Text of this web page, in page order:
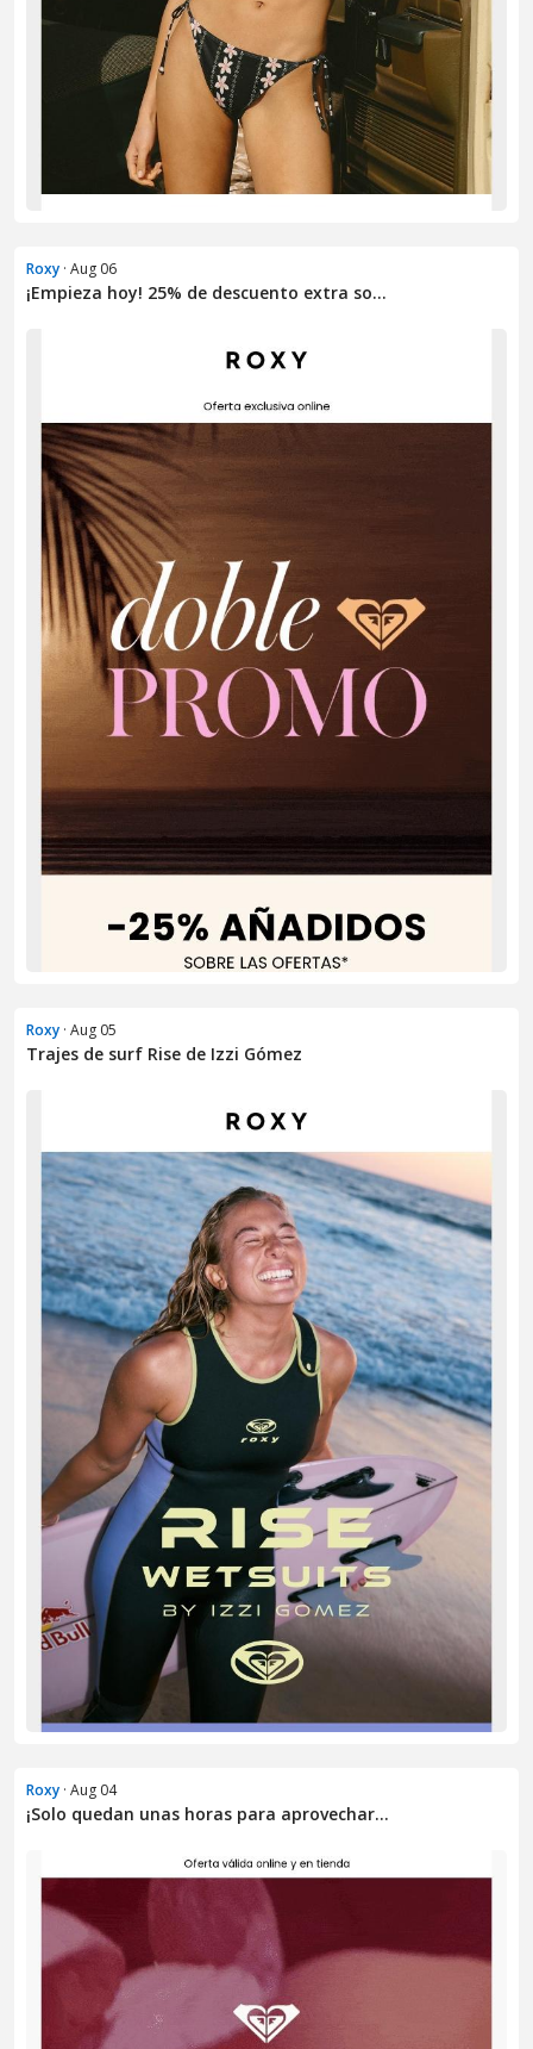
Roxy · Aug 06
¡Empieza hoy! 25% de descuento extra so...
Roxy · Aug 05
Trajes de surf Rise de Izzi Gómez
Roxy · Aug 04
¡Solo quedan unas horas para aprovechar...